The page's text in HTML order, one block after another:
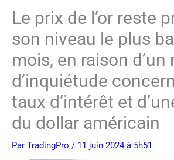
Le prix de l’or reste
son niveau le plus
mois, en raison d’un
d’inquiétude
taux d’intérêt et
du dollar américain
Par TradingPro / 11 juin 2024 à 5h51